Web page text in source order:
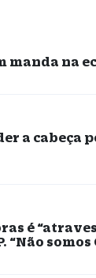
manda na
a cabeça
é
somos